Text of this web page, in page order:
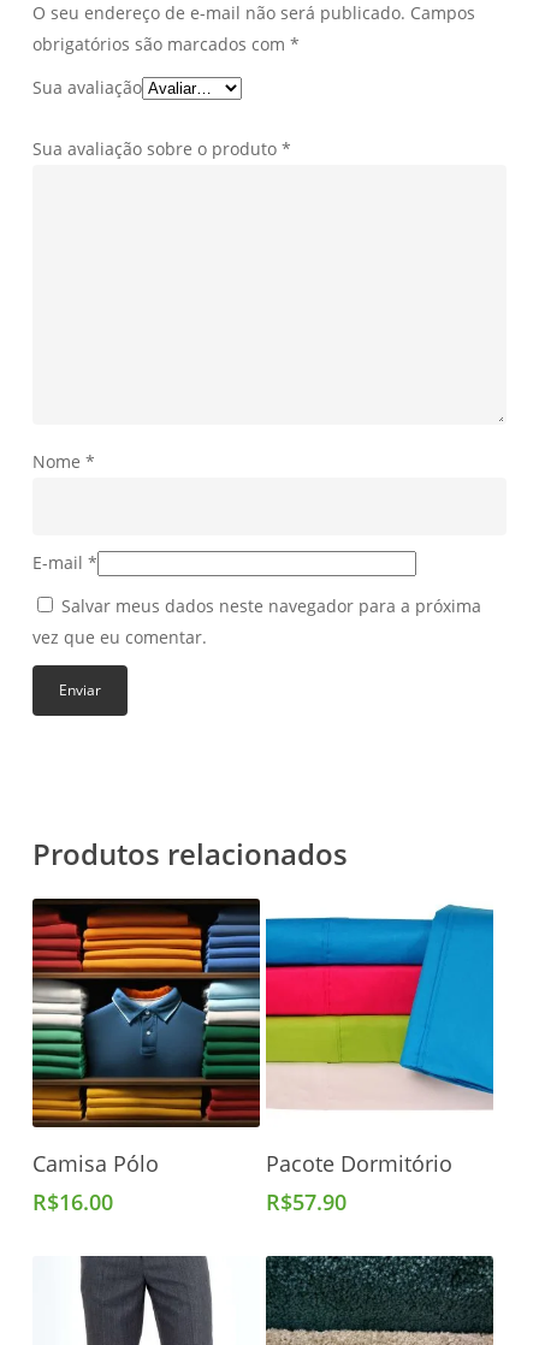
O seu endereço de e-mail não será publicado. Campos
obrigatórios são marcados com *
Sua avaliação
Sua avaliação sobre o produto *
Nome *
E-mail *
Salvar meus dados neste navegador para a próxima
vez que eu comentar.
Produtos relacionados
Adicionar Ao Carrinho
Camisa Pólo
R$16.00
Adicionar Ao Carrinho
Pacote Dormitório
R$57.90